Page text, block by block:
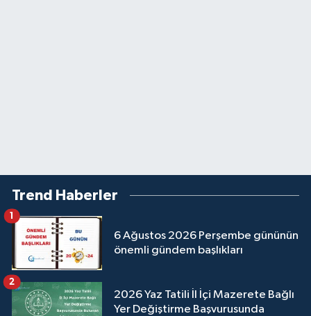
Trend Haberler
6 Ağustos 2026 Perşembe gününün
önemli gündem başlıkları
1
2026 Yaz Tatili İl İçi Mazerete Bağlı
Yer Değiştirme Başvurusunda
2